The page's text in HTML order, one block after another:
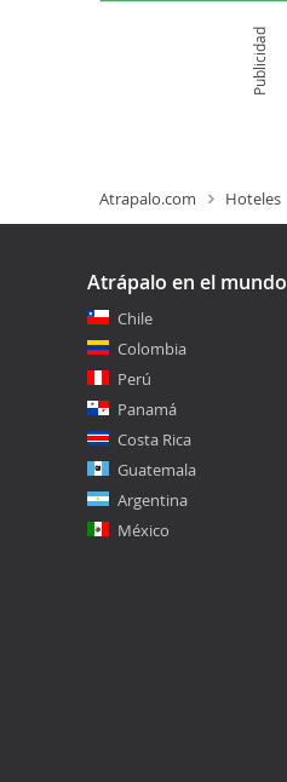
Publicidad
Atrapalo.com Hoteles
Atrápalo en el mundo
Chile
Colombia
Perú
Panamá
Costa Rica
Guatemala
Argentina
México